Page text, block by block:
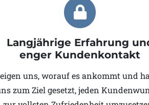
Langjährige Erfahrung
enger Kundenkontakt
uns, worauf es ankommt und
zum Ziel gesetzt, jeden